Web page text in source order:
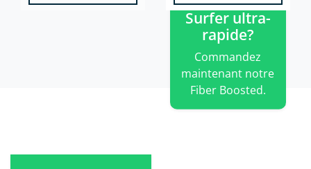
Surfer ultra-
rapide?
Commandez
maintenant notre
Fiber Boosted.